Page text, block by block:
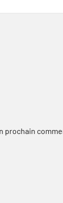
prochain